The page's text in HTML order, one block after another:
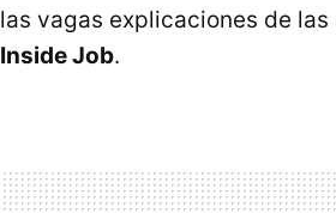
las vagas explicaciones de
Inside Job.